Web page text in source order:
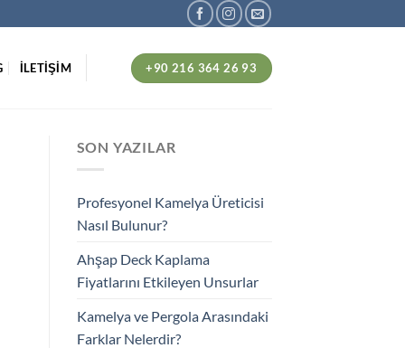
İLETİŞİM +90 216 364 26 93
SON YAZILAR
Profesyonel Kamelya Üreticisi
Nasıl Bulunur?
Ahşap Deck Kaplama
Fiyatlarını Etkileyen Unsurlar
Kamelya ve Pergola Arasındaki
Farklar Nelerdir?